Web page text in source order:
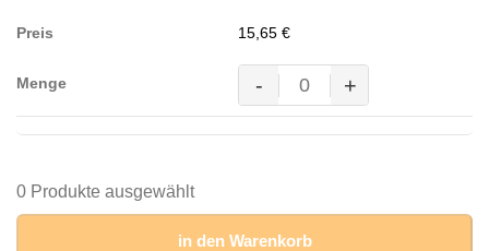
15,65 €
MASCOT® MacKenzie Kapuze
REIßVERSCHLUSS,
MARINE
Menge
- +
0 Produkte ausgewählt
in den Warenkorb